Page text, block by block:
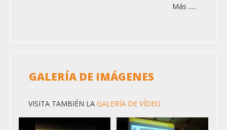
Más .....
GALERÍA DE IMÁGENES
VISITA TAMBIÉN LA GALERÍA DE VÍDEO